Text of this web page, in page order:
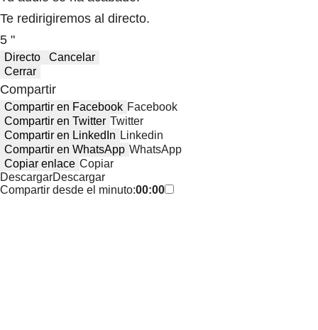
Te redirigiremos al directo.
5 "
Directo
Cancelar
Cerrar
Compartir
Compartir en Facebook Facebook
Compartir en Twitter Twitter
Compartir en LinkedIn Linkedin
Compartir en WhatsApp WhatsApp
Copiar enlace Copiar
DescargarDescargar
Compartir desde el minuto:00:00